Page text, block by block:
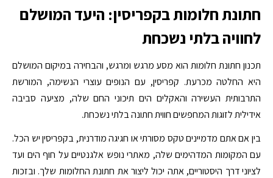
חתונת חלומות בקפריסין: היעד המושלם
לחוויה בלתי נשכחת
תכנון חתונת חלומות הוא מסע מרגש ומרגש, והבחירה במיקום המושלם
היא החלטה מכרעת. קפריסין, עם הנופים עוצרי הנשימה, המורשת
התרבותית העשירה והאקלים הים תיכוני החם שלה, מציעה סביבה
אידילית לזוגות המחפשים חווית חתונה בלתי נשכחת.
בין אם אתם מדמיינים טקס מסורתי או חגיגה מודרנית, בקפריסין יש הכל.
עם המקומות המדהימים שלה, מאתרי נופש אלגנטיים על חוף הים ועד
לציוני דרך היסטוריים, אתה יכול ליצור את חתונת החלומות שלך. ובזכות